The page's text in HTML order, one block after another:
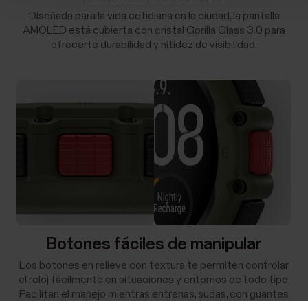
Diseñada para la vida cotidiana en la ciudad, la pantalla
AMOLED está cubierta con cristal Gorilla Glass 3.0 para
ofrecerte durabilidad y nitidez de visibilidad.
Botones fáciles de manipular
Los botones en relieve con textura te permiten controlar
el reloj fácilmente en situaciones y entornos de todo tipo.
Facilitan el manejo mientras entrenas, sudas, con guantes